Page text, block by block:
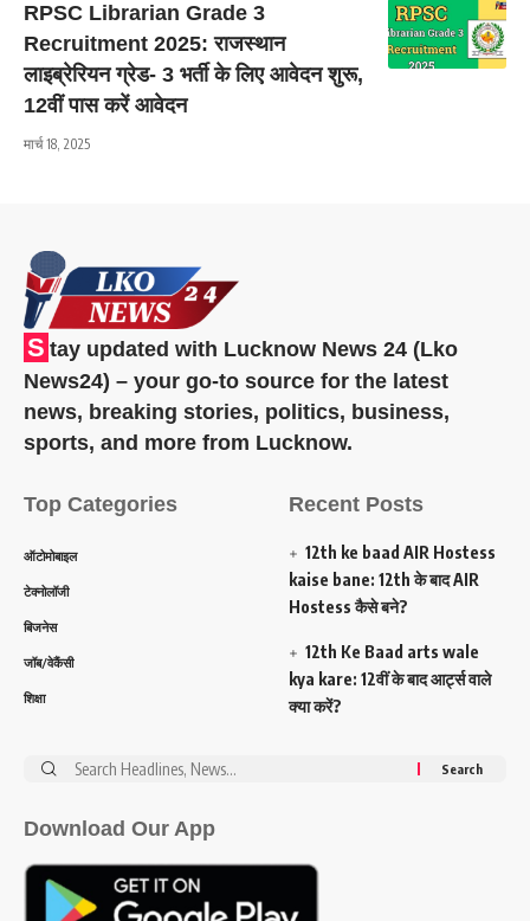
RPSC Librarian Grade 3
Recruitment 2025: राजस्थान
लाइब्रेरियन ग्रेड- 3 भर्ती के लिए आवेदन शुरू,
12वीं पास करें आवेदन
मार्च 18, 2025
S tay updated with Lucknow News 24 (Lko
News24) – your go-to source for the latest
news, breaking stories, politics, business,
sports, and more from Lucknow.
Top Categories
ऑटोमोबाइल
टेक्नोलॉजी
बिजनेस
जॉब/वेकैंसी
शिक्षा
Recent Posts
12th ke baad AIR Hostess
kaise bane: 12th के बाद AIR
Hostess कैसे बने?
12th Ke Baad arts wale
kya kare: 12वीं के बाद आर्ट्स वाले
क्या करें?
Search
Download Our App